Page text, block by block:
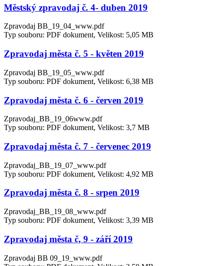
Městský zpravodaj č. 4- duben 2019
Zpravodaj BB_19_04_www.pdf
Typ souboru: PDF dokument, Velikost: 5,05 MB
Zpravodaj města č. 5 - květen 2019
Zpravodaj BB_19_05_www.pdf
Typ souboru: PDF dokument, Velikost: 6,38 MB
Zpravodaj města č. 6 - červen 2019
Zpravodaj_BB_19_06www.pdf
Typ souboru: PDF dokument, Velikost: 3,7 MB
Zpravodaj města č. 7 - červenec 2019
Zpravodaj_BB_19_07_www.pdf
Typ souboru: PDF dokument, Velikost: 4,92 MB
Zpravodaj města č. 8 - srpen 2019
Zpravodaj_BB_19_08_www.pdf
Typ souboru: PDF dokument, Velikost: 3,39 MB
Zpravodaj města č, 9 - září 2019
Zpravodaj BB 09_19_www.pdf